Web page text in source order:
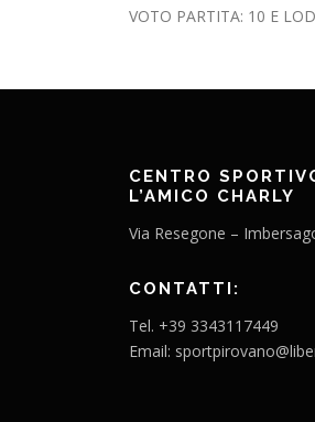
VOTO PARTITA: 10 E
CENTRO
L’AMICO CHARLY
Via Resegone –
CONTATTI:
Tel. +39 3343117449
Email: